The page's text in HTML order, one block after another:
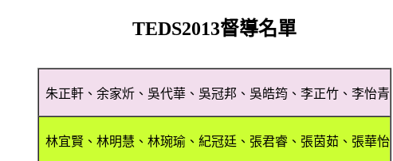
TEDS2013督導名單
朱正軒、余家炘、吳代華、吳冠邦、吳皓筠、李正竹、李怡青
林宜賢、林明慧、林琬瑜、紀冠廷、張君睿、張茵茹、張華怡